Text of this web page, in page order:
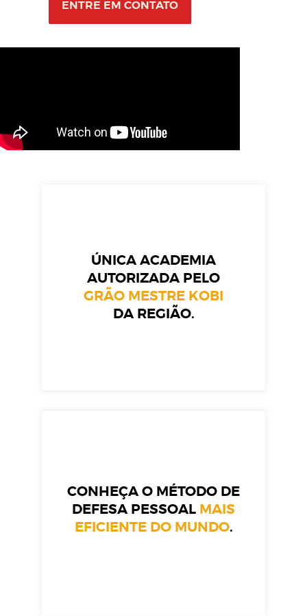
ENTRE EM CONTATO
ÚNICA ACADEMIA
AUTORIZADA PELO
GRÃO MESTRE KOBI
DA REGIÃO.
CONHEÇA O MÉTODO DE
DEFESA PESSOAL MAIS
EFICIENTE DO MUNDO.